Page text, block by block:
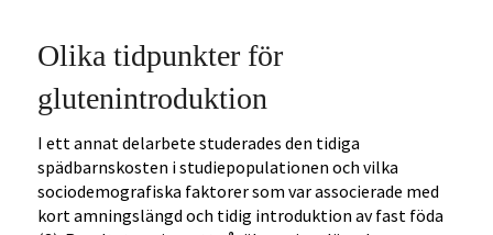
Olika tidpunkter för
glutenintroduktion
I ett annat delarbete studerades den tidiga
spädbarnskosten i studiepopulationen och vilka
sociodemografiska faktorer som var associerade med
kort amningslängd och tidig introduktion av fast föda